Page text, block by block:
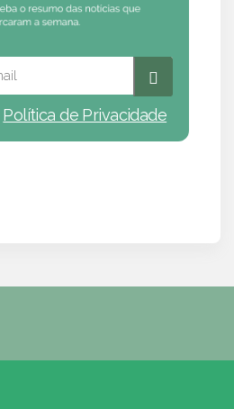
Política de Privacidade